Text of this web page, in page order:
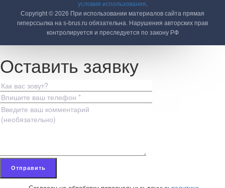
условия использования.
Copyright © 2026 При использовании материалов сайта прямая
гиперссылка на s-brus.ru обязательна. Нарушения авторских прав
контролируется и преследуется по закону РФ
Оставить заявку